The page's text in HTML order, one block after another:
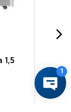
1,5